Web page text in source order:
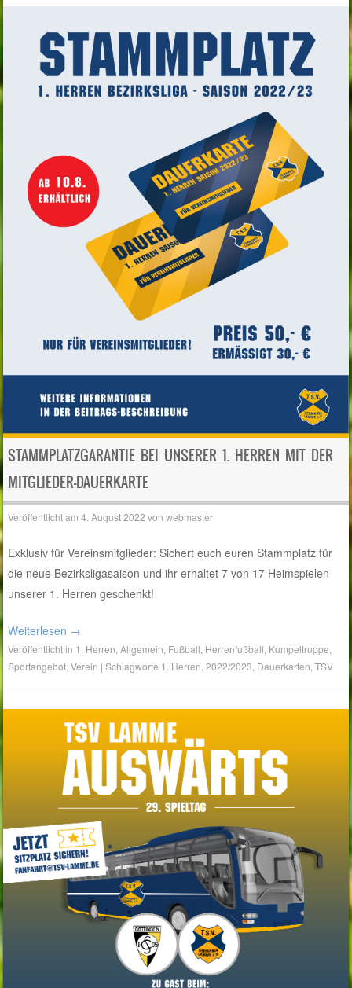
STAMMPLATZGARANTIE BEI UNSERER 1. HERREN MIT DER
MITGLIEDER-DAUERKARTE
Veröffentlicht am4. August 2022 vonwebmaster
Exklusiv für Vereinsmitglieder: Sichert euch euren Stammplatz für
die neue Bezirksligasaison und ihr erhaltet 7 von 17 Heimspielen
unserer 1. Herren geschenkt!
Weiterlesen →
Veröffentlicht in 1. Herren ,Allgemein Fußball Herrenfußball Kumpeltruppe
Sportangebot ,Verein |Schlagworte 1. Herren ,2022/2023 Dauerkarten ,TSV